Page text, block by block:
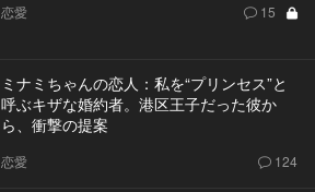
恋愛 15
ミナミちゃんの恋人：私を“プリンセス”と
呼ぶキザな婚約者。港区王子だった彼か
ら、衝撃の提案
恋愛 124